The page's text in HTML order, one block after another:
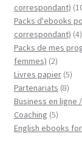
correspondant)
Packs d'ebooks
correspondant) 44
Packs de mes
femmes) 22
produits
Livres papier 55
Partenariats 88
Business en ligne
Coaching 55
English ebooks